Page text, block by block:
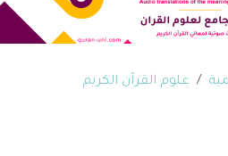
علوم القرآن الكريم